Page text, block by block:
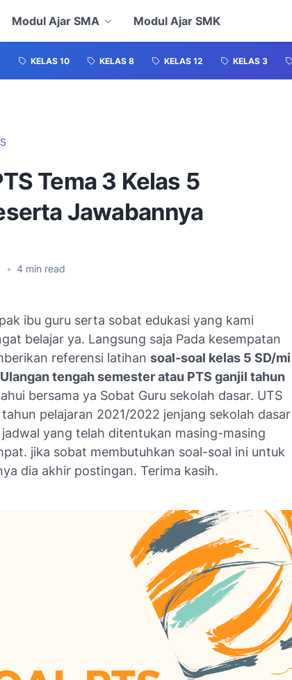
Modul Ajar SMA Modul Ajar SMK
KELAS 10 KELAS 8 KELAS 12 KELAS 3
Tema 3 Kelas 5
Jawabannya
• 4 min read
ibu guru serta sobat edukasi yang kami
belajar ya. Langsung saja Pada kesempatan
referensi latihan soal-soal kelas 5 SD/mi
tengah semester atau PTS ganjil tahun
bersama ya Sobat Guru sekolah dasar. UTS
pelajaran 2021/2022 jenjang sekolah dasar
jadwal yang telah ditentukan masing-masing
jika sobat membutuhkan soal-soal ini untuk
dia akhir postingan. Terima kasih.